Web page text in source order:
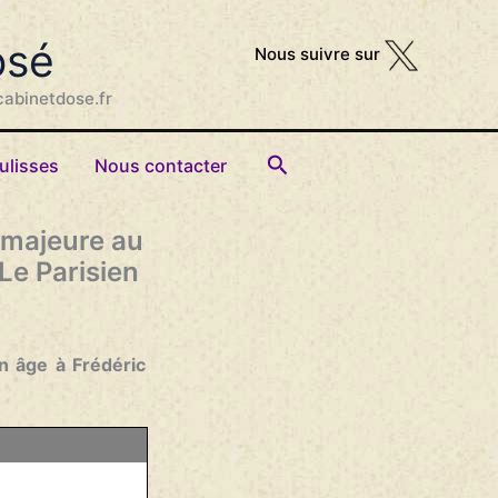
Nous suivre sur
Nous contacter Rechercher
au
Parisien
âge à Frédéric